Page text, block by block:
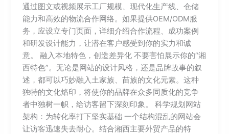
通过图文或视频展示工厂规模、现代化生产线、仓储
能力和高效的物流合作网络。如果提供OEM/ODM服
务，应设立专门页面，详细介绍合作流程、成功案例
和研发设计能力，让潜在客户感受到你的实力和诚
意。 融入本地特色，创造差异化 不要害怕展示你的“湘
西特色”。无论是网站的设计风格，还是品牌故事的叙
述，都可以巧妙融入土家族、苗族的文化元素。这种
独特的文化烙印，将使你的品牌在众多同质化的竞争
者中独树一帜，给访客留下深刻印象。 科学规划网站
架构：为转化率打下坚实基础 一个结构混乱的网站会
让访客迅速失去耐心。结合湘西主要外贸产品的特